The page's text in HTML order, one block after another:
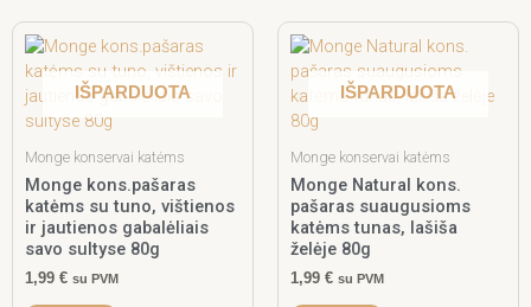
IŠPARDUOTA
Monge konservai katėms
Monge kons.pašaras
katėms su tuno, vištienos
ir jautienos gabalėliais
savo sultyse 80g
1,99 € su PVM
IŠPARDUOTA
Monge konservai katėms
Monge Natural kons.
pašaras suaugusioms
katėms tunas, lašiša
želėje 80g
1,99 € su PVM